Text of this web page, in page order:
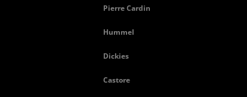
Pierre Cardin
Hummel
Dickies
Castore